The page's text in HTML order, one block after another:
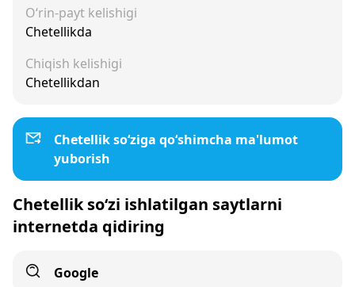
O‘rin-payt kelishigi
Chetellikda
Chiqish kelishigi
Chetellikdan
Chetellik so‘ziga qo‘shimcha ma'lumot
yuborish
Chetellik so‘zi ishlatilgan saytlarni
internetda qidiring
Google